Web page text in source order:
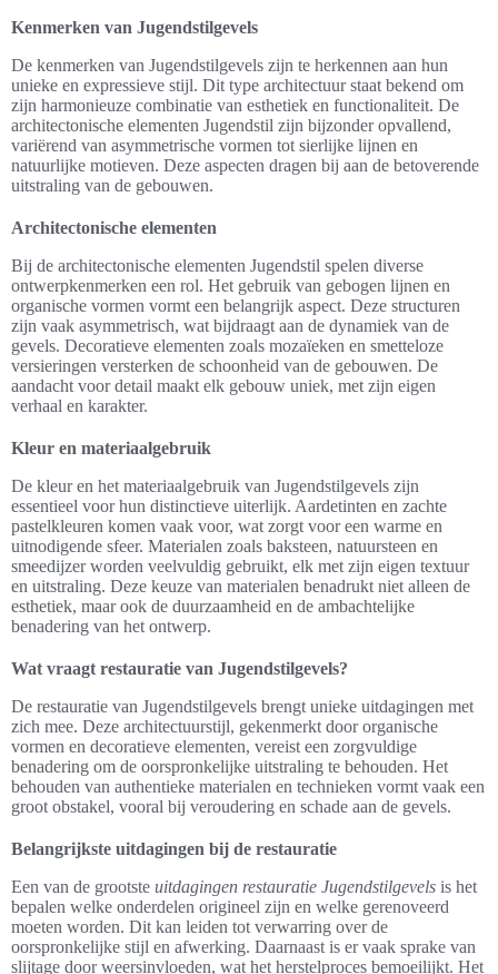
Kenmerken van Jugendstilgevels
De kenmerken van Jugendstilgevels zijn te herkennen aan hun
unieke en expressieve stijl. Dit type architectuur staat bekend om
zijn harmonieuze combinatie van esthetiek en functionaliteit. De
architectonische elementen Jugendstil zijn bijzonder opvallend,
variërend van asymmetrische vormen tot sierlijke lijnen en
natuurlijke motieven. Deze aspecten dragen bij aan de betoverende
uitstraling van de gebouwen.
Architectonische elementen
Bij de architectonische elementen Jugendstil spelen diverse
ontwerpkenmerken een rol. Het gebruik van gebogen lijnen en
organische vormen vormt een belangrijk aspect. Deze structuren
zijn vaak asymmetrisch, wat bijdraagt aan de dynamiek van de
gevels. Decoratieve elementen zoals mozaïeken en smetteloze
versieringen versterken de schoonheid van de gebouwen. De
aandacht voor detail maakt elk gebouw uniek, met zijn eigen
verhaal en karakter.
Kleur en materiaalgebruik
De kleur en het materiaalgebruik van Jugendstilgevels zijn
essentieel voor hun distinctieve uiterlijk. Aardetinten en zachte
pastelkleuren komen vaak voor, wat zorgt voor een warme en
uitnodigende sfeer. Materialen zoals baksteen, natuursteen en
smeedijzer worden veelvuldig gebruikt, elk met zijn eigen textuur
en uitstraling. Deze keuze van materialen benadrukt niet alleen de
esthetiek, maar ook de duurzaamheid en de ambachtelijke
benadering van het ontwerp.
Wat vraagt restauratie van Jugendstilgevels?
De restauratie van Jugendstilgevels brengt unieke uitdagingen met
zich mee. Deze architectuurstijl, gekenmerkt door organische
vormen en decoratieve elementen, vereist een zorgvuldige
benadering om de oorspronkelijke uitstraling te behouden. Het
behouden van authentieke materialen en technieken vormt vaak een
groot obstakel, vooral bij veroudering en schade aan de gevels.
Belangrijkste uitdagingen bij de restauratie
Een van de grootste uitdagingen restauratie Jugendstilgevels is het
bepalen welke onderdelen origineel zijn en welke gerenoveerd
moeten worden. Dit kan leiden tot verwarring over de
oorspronkelijke stijl en afwerking. Daarnaast is er vaak sprake van
slijtage door weersinvloeden, wat het herstelproces bemoeilijkt. Het